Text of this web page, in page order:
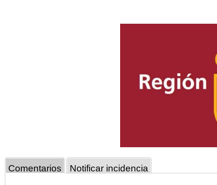
Comentarios Notificar incidencia